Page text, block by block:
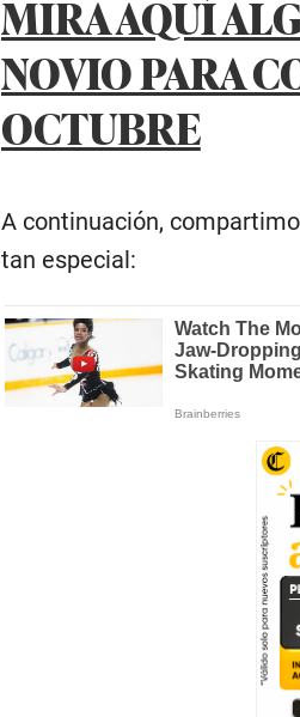
MIRA AQUÍ
NOVIO PARA
OCTUBRE
A continuación,
tan especial: